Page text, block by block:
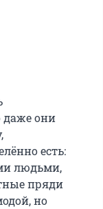
даже они
есть:
людьми,
пряди
но